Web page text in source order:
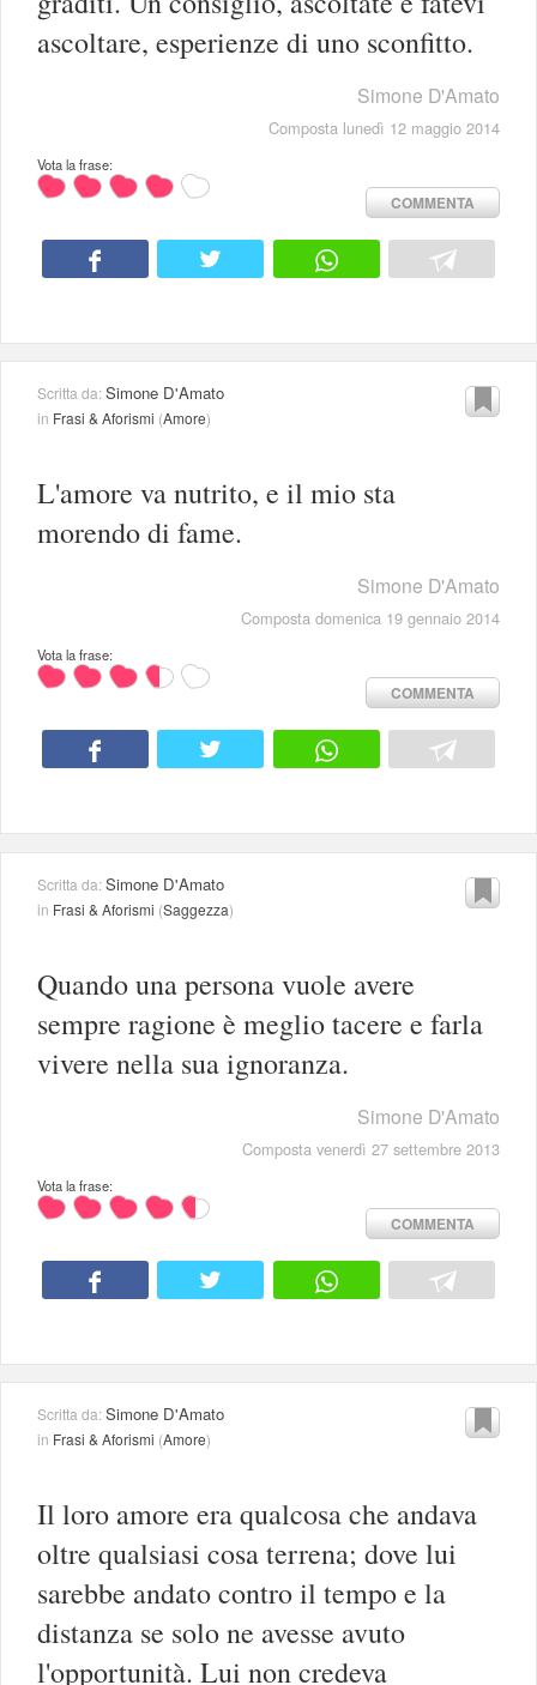
ascoltare, esperienze di uno sconfitto.
Simone D'Amato
Composta lunedì 12 maggio 2014
Vota la frase:
COMMENTA
Scritta da:Simone D'Amato
in Frasi & Aforismi (Amore)
L'amore va nutrito, e il mio sta
morendo di fame.
Simone D'Amato
Composta domenica 19 gennaio 2014
Vota la frase:
COMMENTA
Scritta da:Simone D'Amato
in Frasi & Aforismi (Saggezza)
Quando una persona vuole avere
sempre ragione è meglio tacere e farla
vivere nella sua ignoranza.
Simone D'Amato
Composta venerdì 27 settembre 2013
Vota la frase:
COMMENTA
Scritta da:Simone D'Amato
in Frasi & Aforismi (Amore)
Il loro amore era qualcosa che andava
oltre qualsiasi cosa terrena; dove lui
sarebbe andato contro il tempo e la
distanza se solo ne avesse avuto
l'opportunità. Lui non credeva